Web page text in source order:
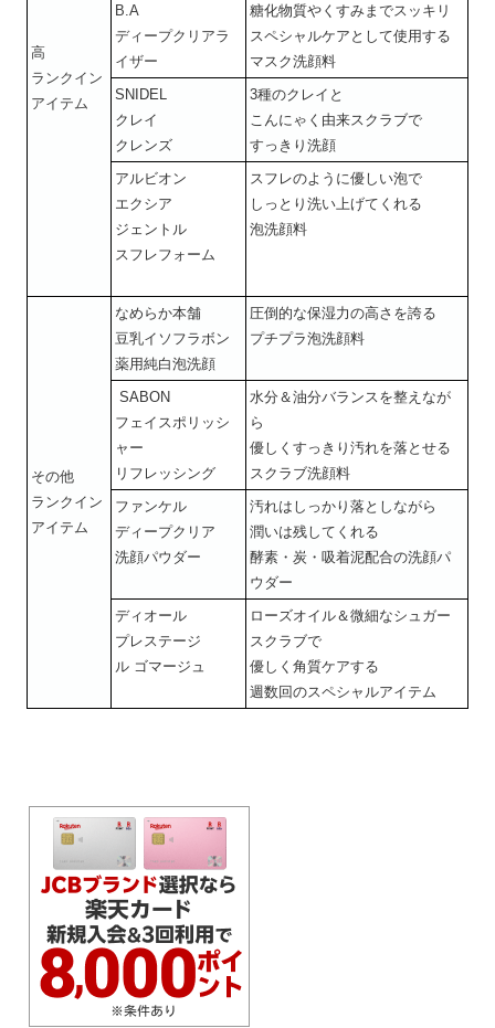
高
ランクイン
アイテム
B.A
ディープクリアラ
イザー
糖化物質やくすみまでスッキリ
スペシャルケアとして使用する
マスク洗顔料
SNIDEL
クレイ
クレンズ
3種のクレイと
こんにゃく由来スクラブで
すっきり洗顔
アルビオン
エクシア
ジェントル
スフレフォーム
スフレのように優しい泡で
しっとり洗い上げてくれる
泡洗顔料
その他
ランクイン
アイテム
なめらか本舗
豆乳イソフラボン
薬用純白泡洗顔
圧倒的な保湿力の高さを誇る
プチプラ泡洗顔料
SABON
フェイスポリッシ
ャー
リフレッシング
水分＆油分バランスを整えなが
ら
優しくすっきり汚れを落とせる
スクラブ洗顔料
ファンケル
ディープクリア
洗顔パウダー
汚れはしっかり落としながら
潤いは残してくれる
酵素・炭・吸着泥配合の洗顔パ
ウダー
ディオール
プレステージ
ル ゴマージュ
ローズオイル＆微細なシュガー
スクラブで
優しく角質ケアする
週数回のスペシャルアイテム